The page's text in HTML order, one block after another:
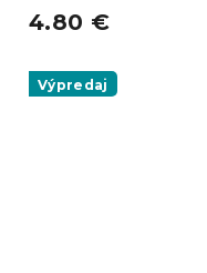
4.80 €
Výpredaj